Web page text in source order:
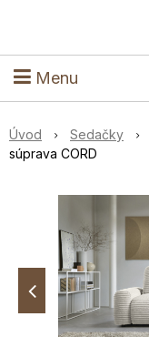
Menu
Úvod Sedačky
súprava CORD